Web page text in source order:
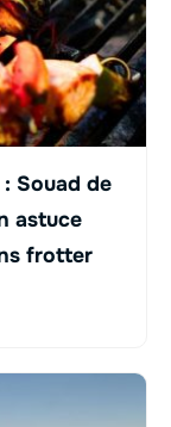
Souad de
astuce
frotter